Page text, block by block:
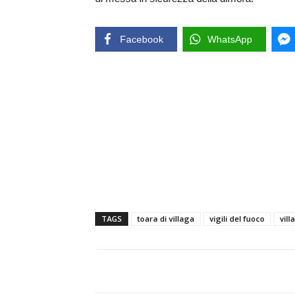
Facebook WhatsApp
TAGS toara di villaga vigili del fuoco